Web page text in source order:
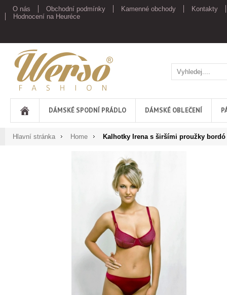
O nás Obchodní podmínky Kamenné obchody
Kontakty
Hodnocení na Heuréce
Werso
DÁMSKÉ SPODNÍ PRÁDLO DÁMSKÉ OBLEČENÍ
Hlavní stránka Home Kalhotky Irena s širšími proužky bordó